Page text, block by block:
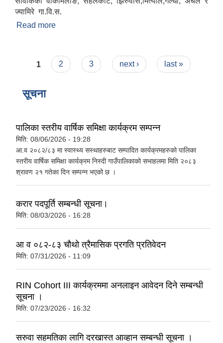
ज्यामिरे गा.वि.स.
Read more
Pages
1 2 3 next › last »
सूचना
पालिका स्तरीय वार्षिक समिक्षा कार्यक्रम सम्पन्न
मिति: 08/06/2026 - 19:28
आ.व २०८२/८३ मा स्वास्थ्य सस्थाहरुबाट सम्पादित कार्यक्रमहरुको पालिका
स्तरीय वार्षिक समिक्षा कार्यक्रम निस्दी गाउँपालिकाको सभाहलमा मिति २०८३
श्रावण २१ गतेका दिन सम्पन्न भएको छ ।
करार पदपूर्ति सम्बन्धी सूचना।
मिति: 08/03/2026 - 16:28
आ व ०८२-८३ चौथो त्रैमासिक प्रगति प्रतिवेदन
मिति: 07/31/2026 - 11:09
RIN Cohort III कार्यक्रममा अनलाइन आवेदन दिने सम्बन्धी
सूचना ।
मिति: 07/23/2026 - 16:32
सरुवा सहमतिका लागि दरखास्त आव्हान सम्बन्धी सूचना ।